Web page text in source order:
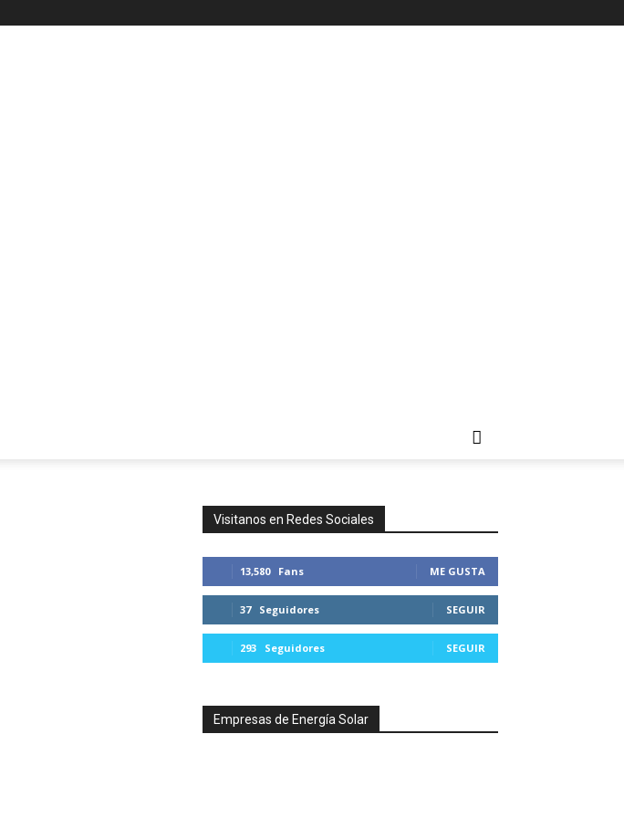
Visitanos en Redes Sociales
13,580 Fans ME GUSTA
37 Seguidores SEGUIR
293 Seguidores SEGUIR
Empresas de Energía Solar